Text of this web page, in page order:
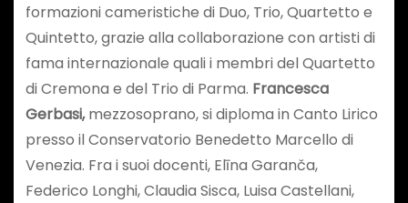
formazioni cameristiche di Duo, Trio, Quartetto e
Quintetto, grazie alla collaborazione con artisti di
fama internazionale quali i membri del Quartetto
di Cremona e del Trio di Parma. Francesca
Gerbasi,mezzosoprano, si diploma in Canto Lirico
presso il Conservatorio Benedetto Marcello di
Venezia. Fra i suoi docenti, Elīna Garanča,
Federico Longhi, Claudia Sisca, Luisa Castellani,